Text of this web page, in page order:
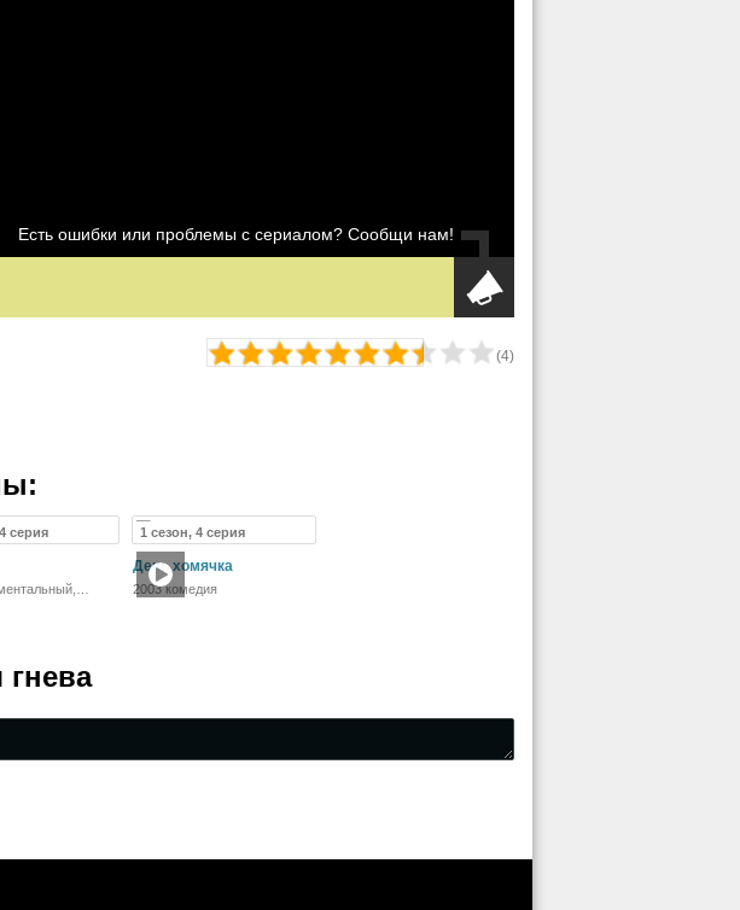
Есть ошибки или проблемы с сериалом? Сообщи нам!
(4)
серия 1 сезон, 4 серия
День хомячка
2003 комедия